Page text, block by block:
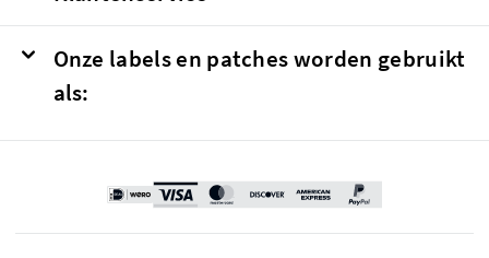
Onze labels en patches worden gebruikt
als: